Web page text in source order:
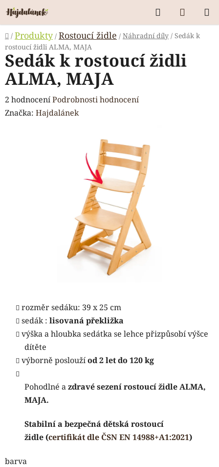
Přejít
na
obsah
Hledat
KOŠÍK
Domů
/ Produkty / Rostoucí židle / Náhradní díly / Sedák k
rostoucí židli ALMA, MAJA
rozměr sedáku: 39 x 25 cm
sedák : lisovaná překližka
výška a hloubka sedátka se lehce přizpůsobí výšce
dítěte
výborně posloužíod 2 let do 120 kg
Pohodlné azdravé sezení rostoucí židle ALMA,
MAJA.
Stabilní a bezpečná dětská rostoucí
židle (certifikát dle ČSN EN 14988+A1:2021)
barva
Sedák k rostoucí židli
ALMA, MAJA
Průměrné
hodnocení
2 hodnoceníPodrobnosti hodnocení
Značka: Hajdalánek